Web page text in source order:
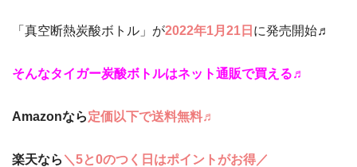
「真空断熱炭酸ボトル」が2022年1月21日 に発売開始♬
そんなタイガー炭酸ボトルはネット通販で買える♬
Amazonなら定価以下で送料無料♬
楽天なら ＼5と0のつく日はポイントがお得／